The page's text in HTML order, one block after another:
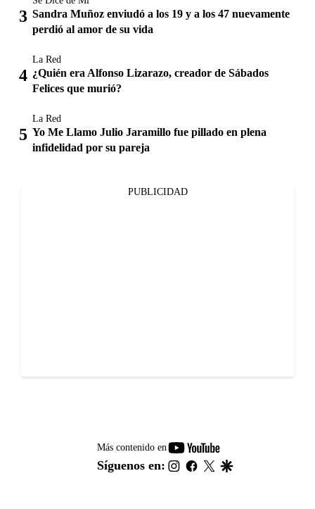
Sandra Muñoz enviudó a los 19 y a los 47 nuevamente
perdió al amor de su vida
La Red
¿Quién era Alfonso Lizarazo, creador de Sábados
Felices que murió?
La Red
Yo Me Llamo Julio Jaramillo fue pillado en plena
infidelidad por su pareja
PUBLICIDAD
Más contenido en
youtube-
footer
Síguenos en: instagram
facebook
twitter